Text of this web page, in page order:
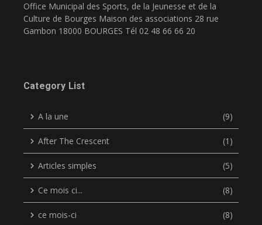
Office Municipal des Sports, de la Jeunesse et de la
Culture de Bourges Maison des associations 28 rue
Gambon 18000 BOURGES Tél 02 48 66 66 20
Category List
A la une (9)
After The Crescent (1)
Articles simples (5)
Ce mois ci... (8)
ce mois-ci (8)